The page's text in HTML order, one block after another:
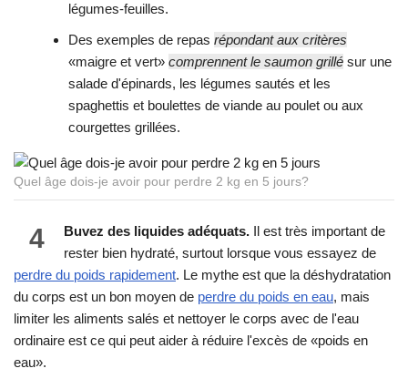
légumes-feuilles.
Des exemples de repas répondant aux critères
«maigre et vert» comprennent le saumon grillé sur une
salade d'épinards, les légumes sautés et les
spaghettis et boulettes de viande au poulet ou aux
courgettes grillées.
Quel âge dois-je avoir pour perdre 2 kg en 5 jours?
4 Buvez des liquides adéquats. Il est très important de
rester bien hydraté, surtout lorsque vous essayez de
perdre du poids rapidement. Le mythe est que la déshydratation
du corps est un bon moyen de perdre du poids en eau, mais
limiter les aliments salés et nettoyer le corps avec de l'eau
ordinaire est ce qui peut aider à réduire l'excès de «poids en
eau».